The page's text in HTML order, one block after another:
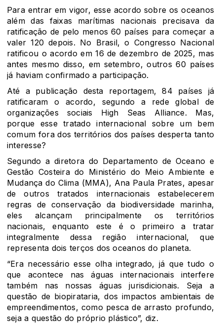
Para entrar em vigor, esse acordo sobre os oceanos
além das faixas marítimas nacionais precisava da
ratificação de pelo menos 60 países para começar a
valer 120 depois. No Brasil, o Congresso Nacional
ratificou o acordo em 16 de dezembro de 2025, mas
antes mesmo disso, em setembro, outros 60 países
já haviam confirmado a participação.
Até a publicação desta reportagem, 84 países já
ratificaram o acordo, segundo a rede global de
organizações sociais High Seas Alliance. Mas,
porque esse tratado internacional sobre um bem
comum fora dos territórios dos países desperta tanto
interesse?
Segundo a diretora do Departamento de Oceano e
Gestão Costeira do Ministério do Meio Ambiente e
Mudança do Clima (MMA), Ana Paula Prates, apesar
de outros tratados internacionais estabelecerem
regras de conservação da biodiversidade marinha,
eles alcançam principalmente os territórios
nacionais, enquanto este é o primeiro a tratar
integralmente dessa região internacional, que
representa dois terços dos oceanos do planeta.
“Era necessário esse olha integrado, já que tudo o
que acontece nas águas internacionais interfere
também nas nossas águas jurisdicionais. Seja a
questão de biopirataria, dos impactos ambientais de
empreendimentos, como pesca de arrasto profundo,
seja a questão do próprio plástico”, diz.